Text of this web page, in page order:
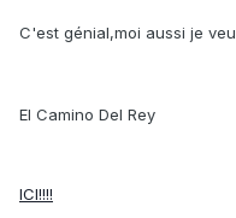
C'est génial,moi aussi je
El Camino Del Rey
ICI!!!!